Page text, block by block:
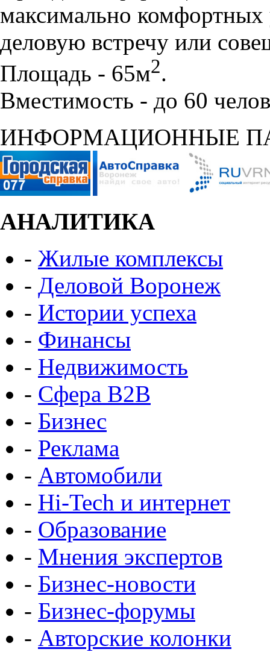
максимально комфортных
деловую встречу или
Площадь - 65м2.
Вместимость - до 60
ИНФОРМАЦИОННЫЕ
АНАЛИТИКА
- Жилые комплексы
- Деловой Воронеж
- Истории успеха
- Финансы
- Недвижимость
- Сфера B2B
- Бизнес
- Реклама
- Автомобили
- Hi-Tech и интернет
- Образование
- Мнения экспертов
- Бизнес-новости
- Бизнес-форумы
- Авторские колонки